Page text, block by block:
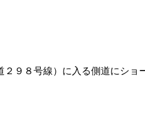
９８号線）に入る側道にショ